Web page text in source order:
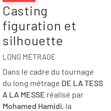
Casting
figuration et
silhouette
LONG MÉTRAGE
Dans le cadre du tournage
du long métrage DE LA TESS
A LA MESSE réalisé par
Mohamed Hamidi, la